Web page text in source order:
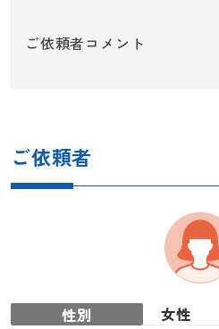
ご依頼者コメント
ご依頼者
性別
女性